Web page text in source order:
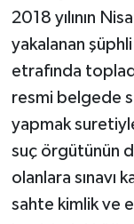
2018 yılının
yakalanan
etrafında
resmi belgede
yapmak
suç örgütünün
olanlara sınavı
sahte kimlik ve